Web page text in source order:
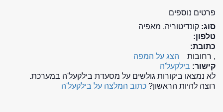
פרטים נוספים
סוג: קונדיטוריה, מאפיה
טלפון:
כתובת:
, רחובות
הצג על המפה
קישור: בילקעל'ה
לא נמצאו ביקורות גולשים על מסעדת בילקעל'ה במערכת.
רוצה להיות הראשון? כתוב המלצה על בילקעל'ה